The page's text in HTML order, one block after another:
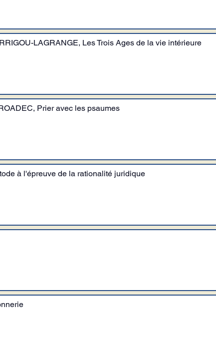
LAGRANGE, Les Trois Ages de la vie intérieure
Prier avec les psaumes
à l'épreuve de la rationalité juridique